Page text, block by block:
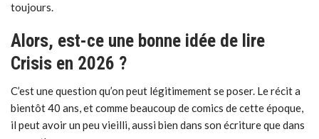
toujours.
Alors, est-ce une bonne idée de lire
Crisis en 2026 ?
C’est une question qu’on peut légitimement se poser. Le récit a
bientôt 40 ans, et comme beaucoup de comics de cette époque,
il peut avoir un peu vieilli, aussi bien dans son écriture que dans